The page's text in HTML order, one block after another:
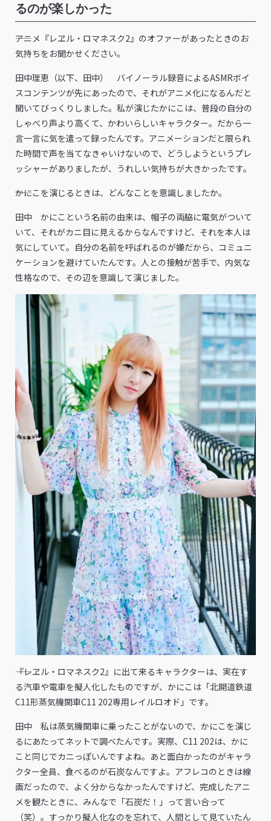
るのが楽しかった
――アニメ『レヱル・ロマネスク2』のオファーがあったときのお
気持ちをお聞かせください。
田中理恵（以下、田中） バイノーラル録音によるASMRボイ
スコンテンツが先にあったので、それがアニメ化になるんだと
聞いてびっくりしました。私が演じたかにこは、普段の自分の
しゃべり声より高くて、かわいらしいキャラクター。だから一
言一言に気を遣って録ったんです。アニメーションだと限られ
た時間で声を当てなきゃいけないので、どうしようというプレ
ッシャーがありましたが、うれしい気持ちが大きかったです。
――かにこを演じるときは、どんなことを意識しましたか。
田中 かにこという名前の由来は、帽子の両脇に電気がついて
いて、それがカニ目に見えるからなんですけど、それを本人は
気にしていて。自分の名前を呼ばれるのが嫌だから、コミュニ
ケーションを避けていたんです。人との接触が苦手で、内気な
性格なので、その辺を意識して演じました。
――『レヱル・ロマネスク2』に出て来るキャラクターは、実在す
る汽車や電車を擬人化したものですが、かにこは「北開道鉄道
C11形蒸気機関車C11 202専用レイルロオド」です。
田中 私は蒸気機関車に乗ったことがないので、かにこを演じ
るにあたってネットで調べたんです。実際、C11 202は、かに
こと同じでカニっぽいんですよね。あと面白かったのがキャラ
クター全員、食べるのが石炭なんですよ。アフレコのときは線
画だったので、よく分からなかったんですけど、完成したアニ
メを観たときに、みんなで「石炭だ！」って言い合って
（笑）。すっかり擬人化なのを忘れて、人間として見ていたん